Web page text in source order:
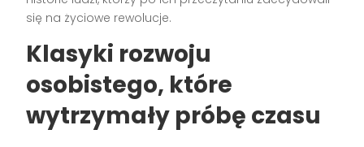
się na życiowe rewolucje.
Klasyki rozwoju
osobistego, które
wytrzymały próbę czasu